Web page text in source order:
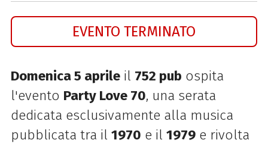
EVENTO TERMINATO
Domenica 5 aprileil 752 pub ospita
l'evento Party Love 70, una serata
dedicata esclusivamente alla musica
pubblicata tra il 1970 e il 1979e rivolta